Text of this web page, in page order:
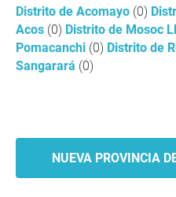
Distrito de Acomayo (0)
Acos (0) Distrito de Mosoc
Pomacanchi (0) Distrito de
Sangarará (0)
NUEVA PROVINCIA